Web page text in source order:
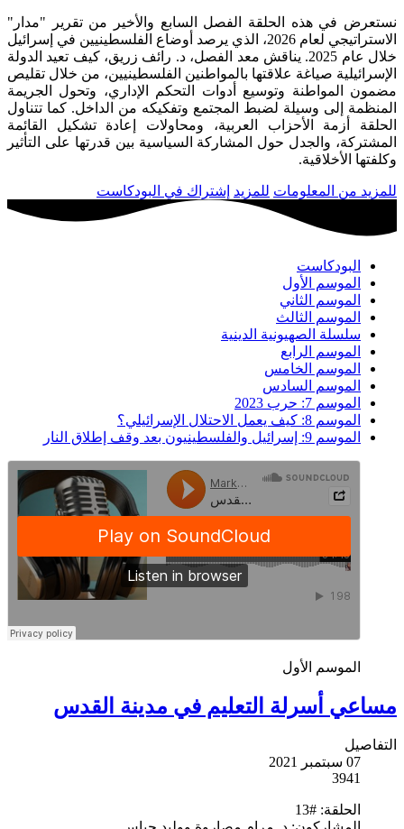
نستعرض في هذه الحلقة الفصل السابع والأخير من تقرير "مدار"
الاستراتيجي لعام 2026، الذي يرصد أوضاع الفلسطينيين في إسرائيل
خلال عام 2025. يناقش معد الفصل، د. رائف زريق، كيف تعيد الدولة
الإسرائيلية صياغة علاقتها بالمواطنين الفلسطينيين، من خلال تقليص
مضمون المواطنة وتوسيع أدوات التحكم الإداري، وتحول الجريمة
المنظمة إلى وسيلة لضبط المجتمع وتفكيكه من الداخل. كما تتناول
الحلقة أزمة الأحزاب العربية، ومحاولات إعادة تشكيل القائمة
المشتركة، والجدل حول المشاركة السياسية بين قدرتها على التأثير
وكلفتها الأخلاقية.
للمزيد من المعلومات للمزيد إشتراك في البودكاست
البودكاست
الموسم الأول
الموسم الثاني
الموسم الثالث
سلسلة الصهيونية الدينية
الموسم الرابع
الموسم الخامس
الموسم السادس
الموسم 7: حرب 2023
الموسم 8: كيف يعمل الاحتلال الإسرائيلي؟
الموسم 9: إسرائيل والفلسطينيون بعد وقف إطلاق النار
الموسم الأول
مساعي أسرلة التعليم في مدينة القدس
التفاصيل
07 سبتمبر 2021
3941
الحلقة: #13